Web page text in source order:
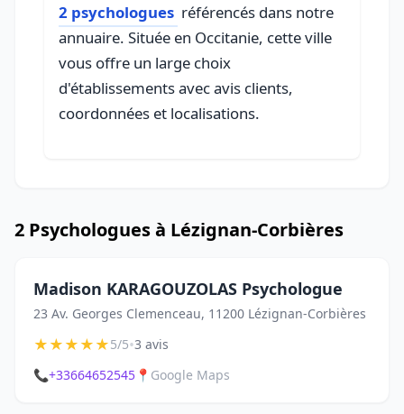
2 psychologues référencés dans notre
annuaire. Située en Occitanie, cette ville
vous offre un large choix
d'établissements avec avis clients,
coordonnées et localisations.
2 Psychologues à Lézignan-Corbières
Madison KARAGOUZOLAS Psychologue
23 Av. Georges Clemenceau, 11200 Lézignan-Corbières
★★★★★5/5•3 avis
📞+33664652545 📍 Google Maps